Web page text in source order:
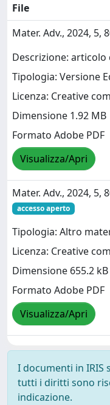
File
Mater. Adv., 2024, 5,
Descrizione: articolo
Tipologia: Versione
Licenza: Creative
Dimensione 1.92 MB
Formato Adobe PDF
Visualizza/Apri
Mater. Adv., 2024, 5,
accesso aperto
Tipologia: Altro
Licenza: Creative
Dimensione 655.2 kB
Formato Adobe PDF
Visualizza/Apri
I documenti in
tutti i diritti sono
indicazione.